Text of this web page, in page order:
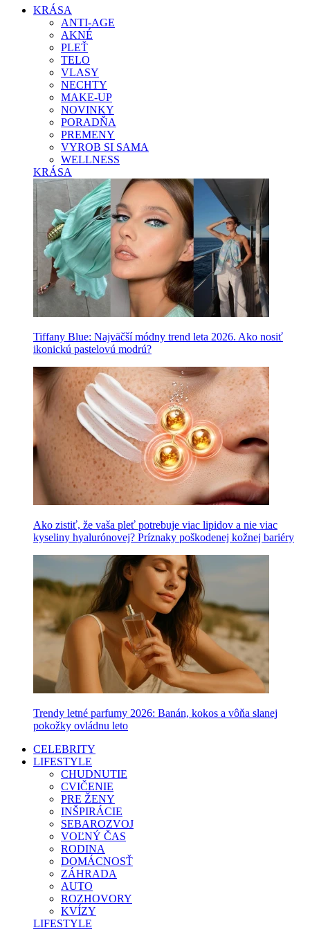
KRÁSA
ANTI-AGE
AKNÉ
PLEŤ
TELO
VLASY
NECHTY
MAKE-UP
NOVINKY
PORADŇA
PREMENY
VYROB SI SAMA
WELLNESS
KRÁSA
Tiffany Blue: Najväčší módny trend leta 2026. Ako nosiť
ikonickú pastelovú modrú?
Ako zistiť, že vaša pleť potrebuje viac lipidov a nie viac
kyseliny hyalurónovej? Príznaky poškodenej kožnej bariéry
Trendy letné parfumy 2026: Banán, kokos a vôňa slanej
pokožky ovládnu leto
CELEBRITY
LIFESTYLE
CHUDNUTIE
CVIČENIE
PRE ŽENY
INŠPIRÁCIE
SEBAROZVOJ
VOĽNÝ ČAS
RODINA
DOMÁCNOSŤ
ZÁHRADA
AUTO
ROZHOVORY
KVÍZY
LIFESTYLE